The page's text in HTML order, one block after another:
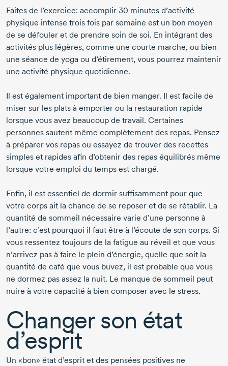
Faites de l’exercice: accomplir 30 minutes d’activité
physique intense trois fois par semaine est un bon moyen
de se défouler et de prendre soin de soi. En intégrant des
activités plus légères, comme une courte marche, ou bien
une séance de yoga ou d’étirement, vous pourrez maintenir
une activité physique quotidienne.
Il est également important de bien manger. Il est facile de
miser sur les plats à emporter ou la restauration rapide
lorsque vous avez beaucoup de travail. Certaines
personnes sautent même complètement des repas. Pensez
à préparer vos repas ou essayez de trouver des recettes
simples et rapides afin d’obtenir des repas équilibrés même
lorsque votre emploi du temps est chargé.
Enfin, il est essentiel de dormir suffisamment pour que
votre corps ait la chance de se reposer et de se rétablir. La
quantité de sommeil nécessaire varie d’une personne à
l’autre: c’est pourquoi il faut être à l’écoute de son corps. Si
vous ressentez toujours de la fatigue au réveil et que vous
n’arrivez pas à faire le plein d’énergie, quelle que soit la
quantité de café que vous buvez, il est probable que vous
ne dormez pas assez la nuit. Le manque de sommeil peut
nuire à votre capacité à bien composer avec le stress.
Changer son état
d’esprit
Un «bon» état d’esprit et des pensées positives ne